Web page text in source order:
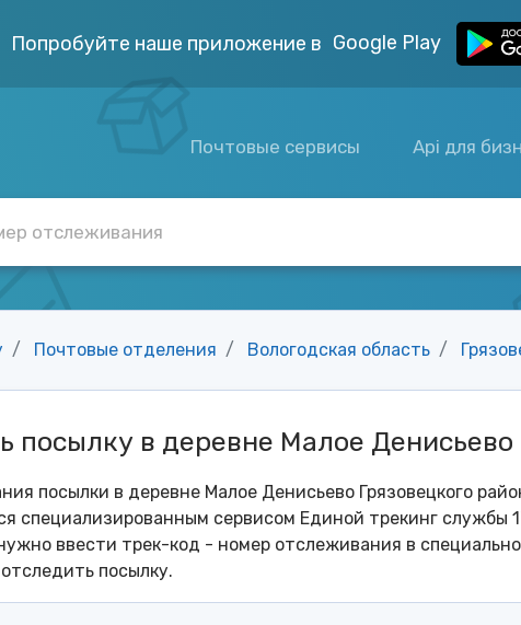
Попробуйте наше приложение в Google Play
Почтовые сервисы Api для
Почтовые отделения Вологодская область
посылку в деревне Малое Денисьево
посылки в деревне Малое Денисьево Грязовецкого
специализированным сервисом Единой трекинг службы
ввести трек-код - номер отслеживания в
посылку.